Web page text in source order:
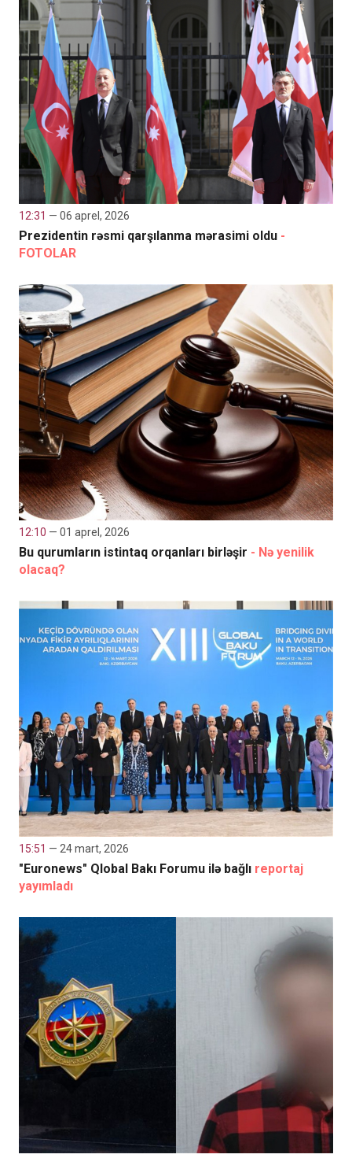
12:31 — 06 aprel, 2026
Prezidentin rəsmi qarşılanma mərasimi oldu -
FOTOLAR
12:10 — 01 aprel, 2026
Bu qurumların istintaq orqanları birləşir - Nə yenilik
olacaq?
15:51 — 24 mart, 2026
"Euronews" Qlobal Bakı Forumu ilə bağlı reportaj
yayımladı